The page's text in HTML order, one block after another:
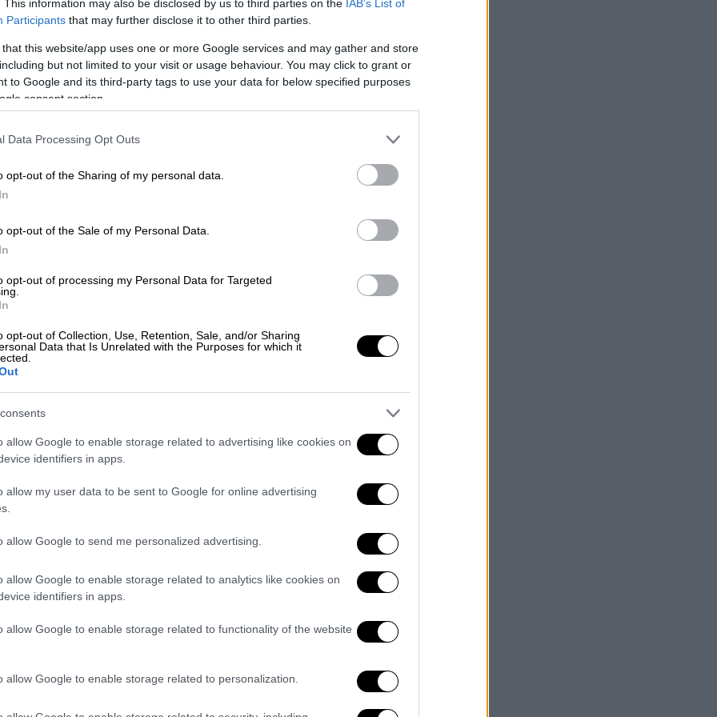
This information may also be disclosed by us to third parties on the IAB’s List of
Participants that may further disclose it to other third parties.
that this website/app uses one or more Google services and may gather and store
but not limited to your visit or usage behaviour. You may click to grant or
to Google and its third-party tags to use your data for below specified purposes
consent section.
Data Processing Opt Outs
opt-out of the Sharing of my personal data.
opt-out of the Sale of my Personal Data.
opt-out of processing my Personal Data for Targeted
opt-out of Collection, Use, Retention, Sale, and/or Sharing
Data that Is Unrelated with the Purposes for which it
allow Google to enable storage related to advertising like cookies on
identifiers in apps.
allow my user data to be sent to Google for online advertising
allow Google to send me personalized advertising.
allow Google to enable storage related to analytics like cookies on
identifiers in apps.
allow Google to enable storage related to functionality of the website
allow Google to enable storage related to personalization.
προκάλεσαν την πυρκαγιά που
οδήγησε στον θάνατο 48 νέους
Ελλάδα|18.04.2024 23:15
Φηρά: Τα «μυστικά» του
ηφαιστείου της Σαντορίνης
τον κόσμο
αποτελέσματα» ενημερώνουν οι
Υπουργείο Δικαιοσύνης:
ηλεκτρονικής επίδοσης εγγράφων θα
επεκταθεί σε όλα τα Διοικητικά
Δικαστήρια της χώρας
Κόσμος|18.04.2024 22:45
Απευθείας πτήση Σαγκάη-Αθήνα:
Ταξίδι εξοικείωσης Κινέζων
Ελλάδα
πρακτόρων της Κίνας στην Ελλάδα, με